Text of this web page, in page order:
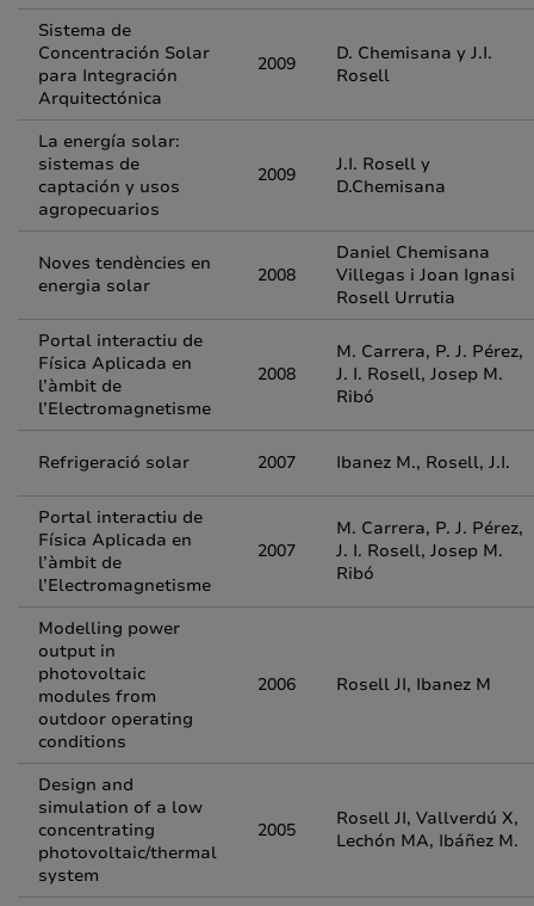
Sistema de
Concentración Solar
para Integración
Arquitectónica
2009
D. Chemisana y J.I.
Rosell
La energía solar:
sistemas de
captación y usos
agropecuarios
2009
J.I. Rosell y
D.Chemisana
Noves tendències en
energia solar
2008
Daniel Chemisana
Villegas i Joan Ignasi
Rosell Urrutia
Portal interactiu de
Física Aplicada en
l’àmbit de
l’Electromagnetisme
2008
M. Carrera, P. J. Pérez,
J. I. Rosell, Josep M.
Ribó
Refrigeració solar 2007 Ibanez M., Rosell, J.I.
Portal interactiu de
Física Aplicada en
l’àmbit de
l’Electromagnetisme
2007
M. Carrera, P. J. Pérez,
J. I. Rosell, Josep M.
Ribó
Modelling power
output in
photovoltaic
modules from
outdoor operating
conditions
2006 Rosell JI, Ibanez M
Design and
simulation of a low
concentrating
photovoltaic/thermal
system
2005
Rosell JI, Vallverdú X,
Lechón MA, Ibáñez M.